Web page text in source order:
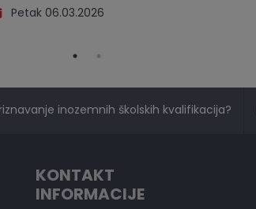
Petak 06.03.2026
inozemnih školskih kvalifikacija?
KONTAKT
INFORMACIJE